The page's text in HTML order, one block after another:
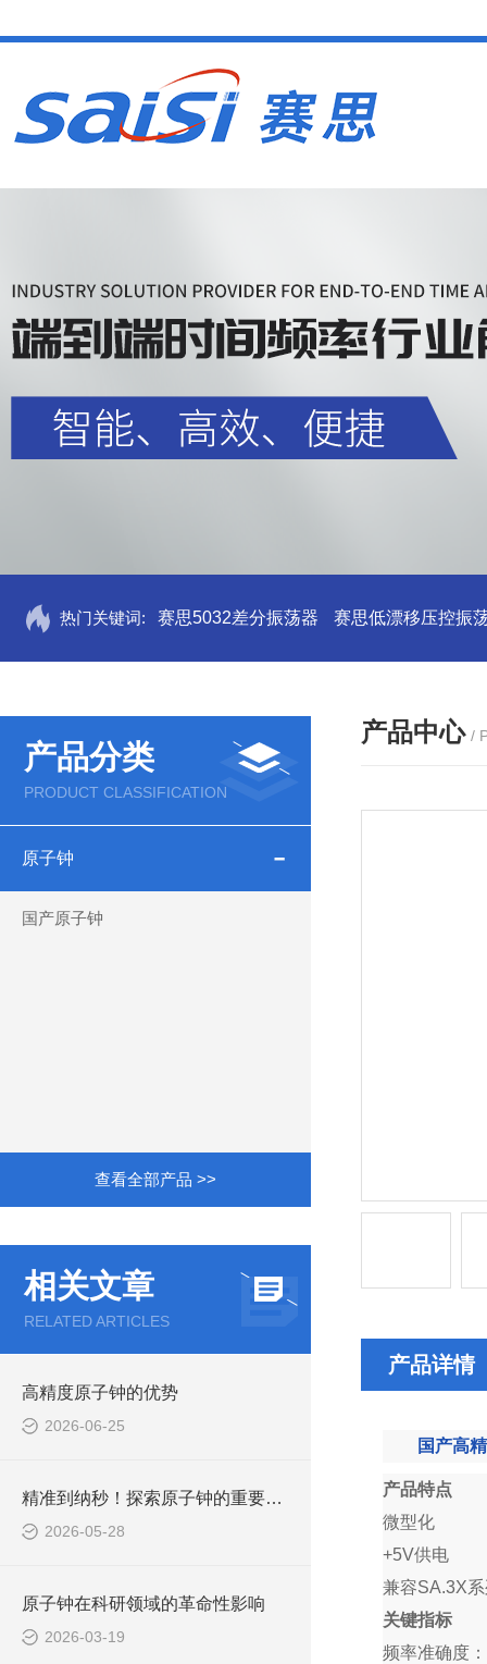
热门关键词: 赛思5032差分振荡器 赛思低漂移压控振
产品分类
PRODUCT CLASSIFICATION
原子钟
国产原子钟
查看全部产品 >>
相关文章
RELATED ARTICLES
高精度原子钟的优势
2026-06-25
精准到纳秒！探索原子钟的重要性与应用
2026-05-28
原子钟在科研领域的革命性影响
2026-03-19
产品中心 /
产品详情
国产高
产品特点
微型化
+5V供电
兼容SA.3X
关键指标
频率准确度